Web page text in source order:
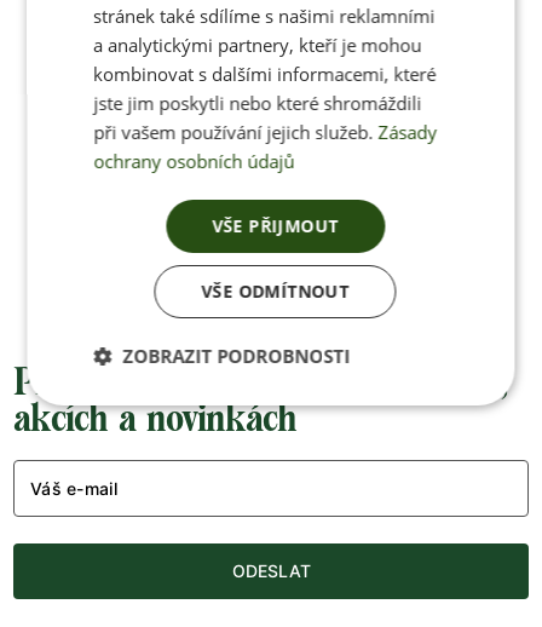
Po-Pá 8:00 – 17:00
+420 770 669 100
info@jenonleather.cz
Přednostní informace o soutěžích,
akcích a novinkách
Váš e-mail
ODESLAT
stránek také sdílíme s našimi reklamními
a analytickými partnery, kteří je mohou
kombinovat s dalšími informacemi, které
jste jim poskytli nebo které shromáždili
při vašem používání jejich služeb. Zásady
ochrany osobních údajů
VŠE PŘIJMOUT
VŠE ODMÍTNOUT
ZOBRAZIT PODROBNOSTI